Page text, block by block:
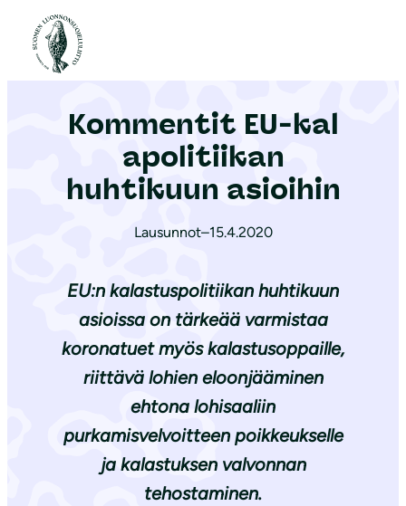
Etusivu
Kommentit EU-ka­l
a­po­li­tii­kan
huhtikuun asioihin
Lausunnot–15.4.2020
EU:n kalastuspolitiikan huhtikuun
asioissa on tärkeää varmistaa
koronatuet myös kalastusoppaille,
riittävä lohien eloonjääminen
ehtona lohisaaliin
purkamisvelvoitteen poikkeukselle
ja kalastuksen valvonnan
tehostaminen.